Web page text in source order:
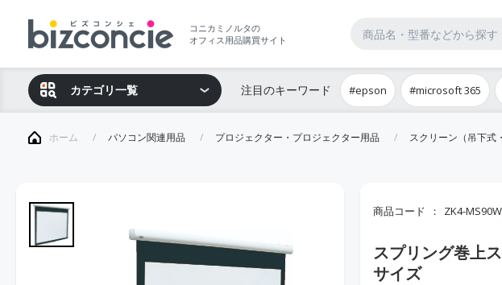
コニカミノルタの
オフィス用品購買サイト
カテゴリ一覧 注目のキーワード #epson #microsoft 365
ホーム パソコン関連用品 プロジェクター・プロジェクター用品 スクリーン（吊下式
商品コード ZK4-MS90W
スプリング巻上
サイズ